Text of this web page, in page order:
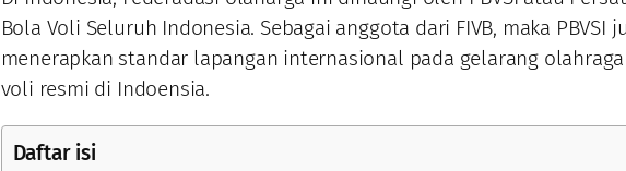
Bola Voli Seluruh Indonesia. Sebagai anggota dari FIVB, maka PBVSI
menerapkan standar lapangan internasional pada gelarang
voli resmi di Indoensia.
Daftar isi